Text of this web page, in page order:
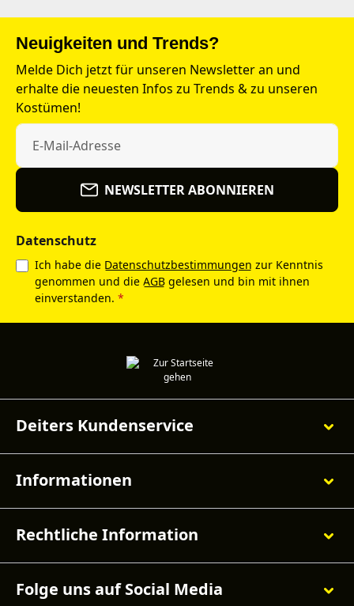
Neuigkeiten und Trends?
Melde Dich jetzt für unseren Newsletter an und
erhalte die neuesten Infos zu Trends & zu unseren
Kostümen!
NEWSLETTER ABONNIEREN
Datenschutz
Ich habe die Datenschutzbestimmungen zur Kenntnis
genommen und die AGB gelesen und bin mit ihnen
einverstanden. *
Deiters Kundenservice
Informationen
Rechtliche Information
Folge uns auf Social Media